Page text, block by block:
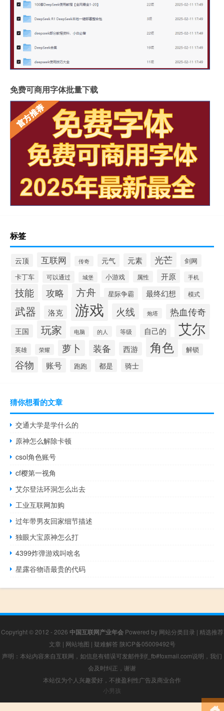
免费可商用字体批量下载
标签
云顶 互联网 传奇 元气 元素 光芒
剑网
卡丁车
可以通过 城堡 小游戏 属性 开原 手机
技能 攻略 方舟 星际争霸 最终幻想 模式
武器 洛克 游戏 火线 炮塔 热血传奇
王国 玩家 电脑 的人 等级 自己的 艾尔
英雄 荣耀 萝卜 装备 西游 角色 解锁
谷物 账号 跑跑 都是 骑士
猜你想看的文章
交通大学是学什么的
原神怎么解除卡顿
csol角色账号
cf樱第一视角
艾尔登法环洞怎么出去
工业互联网加购
过年带男友回家细节描述
独眼大宝原神怎么打
4399炸弹游戏叫啥名
星露谷物语最贵的代码
Copyright © 2012 - 2026 中国互联网产业年会Powered by 网站分类目录 | 精选推荐
文章 | 网站地图 | 疑难解答 陕ICP备05009492号
声明：本站内容来自互联网，如信息有错误可发邮件到f_fb#foxmail.com说明，我们
会及时纠正，谢谢
本站仅为个人兴趣爱好，不接盈利性广告及商业合作
小男孩